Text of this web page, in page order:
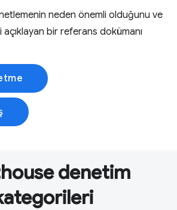
neden önemli olduğunu ve
açıklayan bir referans dokümanı
denetim